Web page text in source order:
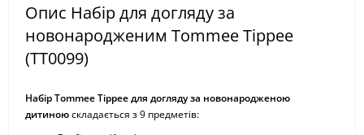
Опис Набір для догляду за
новонародженим Tommee Tippee
(TT0099)
Набір Tommee Tippee для догляду за новонародженою
дитиноюскладається з 9 предметів: